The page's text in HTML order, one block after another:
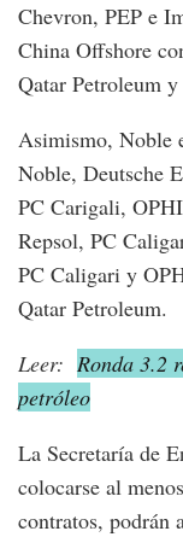
Chevron, PEP e
China Offshore
Qatar Petroleum
Asimismo, Noble
Noble, Deutsche
PC Carigali,
Repsol, PC
PC Caligari y
Qatar Petroleum.
Leer: Ronda 3.2
petróleo
La Secretaría de
colocarse al
contratos, podrán